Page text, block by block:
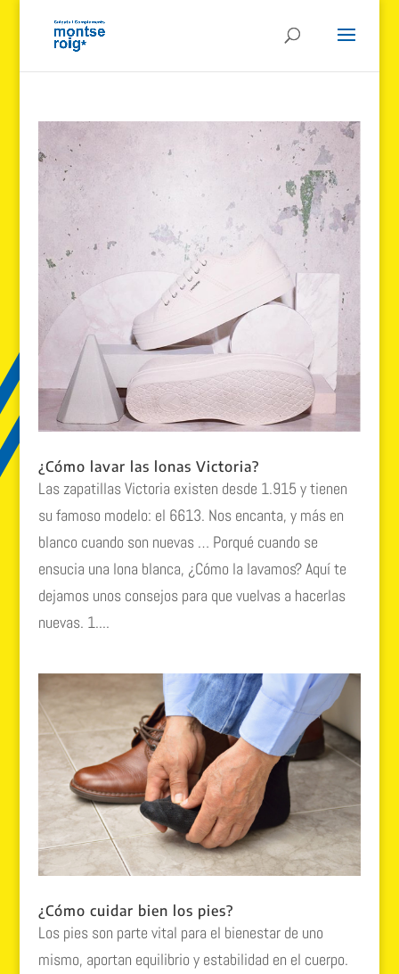
¿Cómo lavar las lonas Victoria?
Las zapatillas Victoria existen desde 1.915 y tienen
su famoso modelo: el 6613. Nos encanta, y más en
blanco cuando son nuevas … Porqué cuando se
ensucia una lona blanca, ¿Cómo la lavamos? Aquí te
dejamos unos consejos para que vuelvas a hacerlas
nuevas. 1....
¿Cómo cuidar bien los pies?
Los pies son parte vital para el bienestar de uno
mismo, aportan equilibrio y estabilidad en el cuerpo.